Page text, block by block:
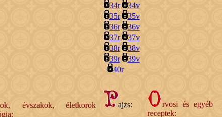
34r
34v
35r
35v
36r
36v
37r
37v
38r
38v
39r
39v
40r
évszakok, életkorok
ajzs:
rvosi és egyéb
receptek: